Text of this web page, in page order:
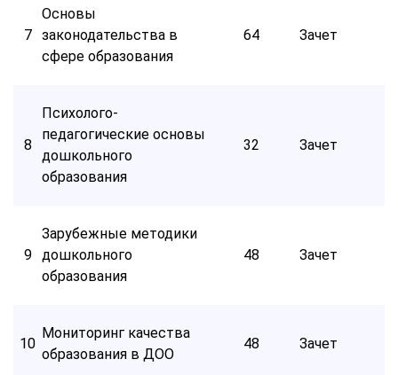
7
Основы
законодательства в
сфере образования
64 Зачет
8
Психолого-
педагогические основы
дошкольного
образования
32 Зачет
9
Зарубежные методики
дошкольного
образования
48 Зачет
10
Мониторинг качества
образования в ДОО
48 Зачет